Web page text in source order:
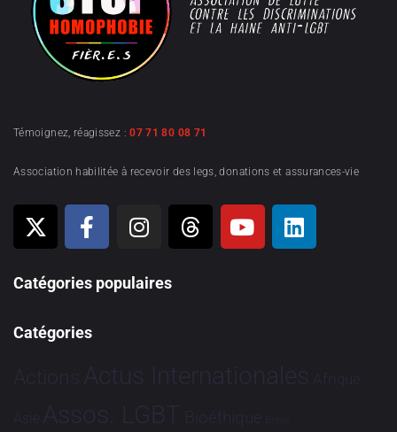
Témoignez, réagissez :07 71 80 08 71
Association habilitée à recevoir des legs, donations et assurances-vie
Catégories populaires
Catégories
Actions Actus Internationales Afrique
Asie Assos. LGBT Bioéthique Brève